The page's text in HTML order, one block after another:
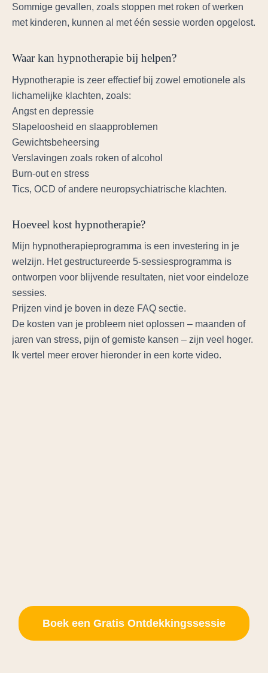
Sommige gevallen, zoals stoppen met roken of werken
met kinderen, kunnen al met één sessie worden opgelost.
Waar kan hypnotherapie bij helpen?
Hypnotherapie is zeer effectief bij zowel emotionele als
lichamelijke klachten, zoals:
Angst en depressie
Slapeloosheid en slaapproblemen
Gewichtsbeheersing
Verslavingen zoals roken of alcohol
Burn-out en stress
Tics, OCD of andere neuropsychiatrische klachten.
Hoeveel kost hypnotherapie?
Mijn hypnotherapieprogramma is een investering in je
welzijn. Het gestructureerde 5-sessiesprogramma is
ontworpen voor blijvende resultaten, niet voor eindeloze
sessies.
Prijzen vind je boven in deze FAQ sectie.
De kosten van je probleem niet oplossen – maanden of
jaren van stress, pijn of gemiste kansen – zijn veel hoger.
Ik vertel meer erover hieronder in een korte video.
Boek een Gratis Ontdekkingssessie